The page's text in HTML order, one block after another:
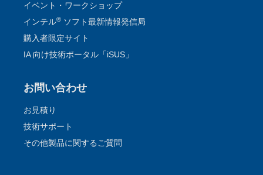
イベント・ワークショップ
インテル® ソフト最新情報発信局
購入者限定サイト
IA 向け技術ポータル「iSUS」
お問い合わせ
お見積り
技術サポート
その他製品に関するご質問